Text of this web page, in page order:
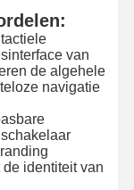
van
de algehele
navigatie
identiteit van